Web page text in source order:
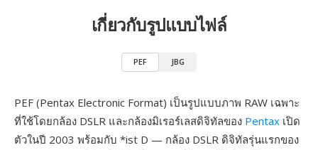
เกี่ยวกับรูปแบบไฟล์
PEF JBG
PEF (Pentax Electronic Format) เป็นรูปแบบภาพ RAW เฉพาะ
ที่ใช้โดยกล้อง DSLR และกล้องมิเรอร์เลสดิจิทัลของ Pentax เปิด
ตัวในปี 2003 พร้อมกับ *ist D — กล้อง DSLR ดิจิทัลรุ่นแรกของ